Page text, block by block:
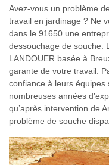
Avez-vous un problème
travail en jardinage ? Ne
dans le 91650 une
dessouchage de souche.
LANDOUER basée à
garante de votre travail.
confiance à leurs
nombreuses années
qu’après intervention de
problème de souche